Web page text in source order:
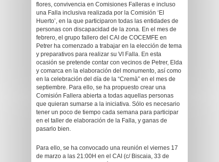
flores, convivencia en Comisiones Falleras e incluso
una Falla inclusiva realizada por la Comisión ‘El
Huerto’, en la que participaron todas las entidades de
personas con discapacidad de la zona. En el mes de
febrero, el grupo fallero del CAI de COCEMFE en
Petrer ha comenzado a trabajar en la elección de tema
y preparativos para realizar su VI Falla. En esta
ocasión se pretende contar con vecinos de Petrer, Elda
y comarca en la elaboración del monumento, así como
en la celebración del día de la “Cremà” en el mes de
septiembre. Para ello, se ha propuesto crear una
Comisión Fallera abierta a todas aquellas personas
que quieran sumarse a la iniciativa. Sólo es necesario
tener un poco de tiempo cada semana para participar
en el taller de elaboración de la Falla, y ganas de
pasarlo bien.
Para ello, se ha convocado una reunión el viernes 17
de marzo a las 21:00H en el CAI (c/ Biscaia, 33 de